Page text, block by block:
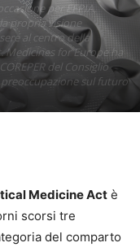
per EFPIA,
propria visione
al centro della
Medicines for Europe ha
del Consiglio
sul futuro
Medicine Act è
scorsi tre
del comparto